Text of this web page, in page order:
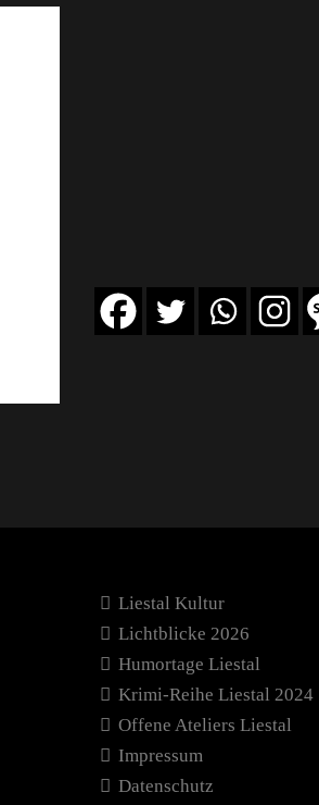
Liestal Kultur
Lichtblicke 2026
Humortage Liestal
Krimi-Reihe Liestal 2024
Offene Ateliers Liestal
Impressum
Datenschutz